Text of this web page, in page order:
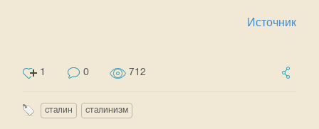
Источник
1 0 712
сталин сталинизм